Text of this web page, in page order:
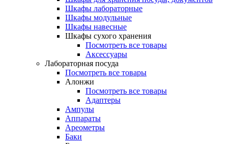
Шкафы лабораторные
Шкафы модульные
Шкафы навесные
Шкафы сухого хранения
Посмотреть все товары
Аксессуары
Лабораторная посуда
Посмотреть все товары
Алонжи
Посмотреть все товары
Адаптеры
Ампулы
Аппараты
Ареометры
Баки